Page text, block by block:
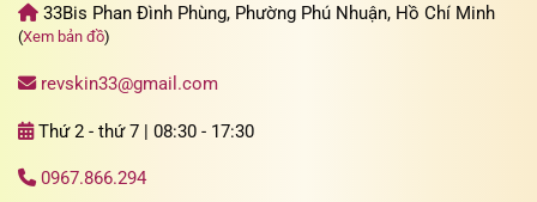
33Bis Phan Đình Phùng, Phường Phú Nhuận, Hồ Chí Minh
(Xem bản đồ)
revskin33@gmail.com
Thứ 2 - thứ 7 | 08:30 - 17:30
0967.866.294